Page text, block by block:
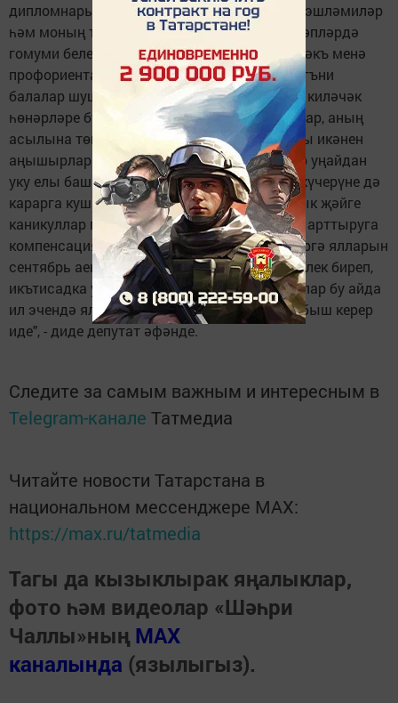
дипломнарында язылган белгечлек буенча эшләмиләр
һәм моның төп сәбәбе - укучыларның мәктәпләрдә
гомуми белем генә алуда. "12нче классны нәкъ менә
профориентациягә юнәлдереп булыр иде, ягъни
балалар шушы соңгы сыйныфта үзләренең киләчәк
һөнәрләре буенча азмы-күпме белем алырлар, аның
асылына төшәрләр, үзләренә кирәкме-юкмы икәнен
аңышырлар иде", - ди В.Власов. Депутат бер уңайдан
уку елы башын 1 сентябрьдән 1 октябрьгә күчерүне дә
карарга кушкан. Аның фикеренчә, дүрт айлык җәйге
каникуллар мәктәп елларын бер сыйныфка арттыруга
компенсация булып торачак һәм әти-әниләргә ялларын
сентябрь аена да планлаштырырга мөмкинлек биреп,
икътисадка уңай нәтиҗә китерәчәк. "Әгәр алар бу айда
ил эчендә ял итсәләр, бюджетка өстәмә табыш керер
иде", - диде депутат әфәнде.
Следите за самым важным и интересным в
Telegram-канале Татмедиа
Читайте новости Татарстана в
национальном мессенджере MАХ:
https://max.ru/tatmedia
Тагы да кызыклырак яңалыклар,
фото һәм видеолар «Шәһри
Чаллы»ның MAX
каналында (язылыгыз).